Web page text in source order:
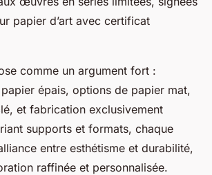
papier d’art avec certificat
comme un argument fort :
épais, options de papier mat,
et fabrication exclusivement
supports et formats, chaque
entre esthétisme et durabilité,
raffinée et personnalisée.